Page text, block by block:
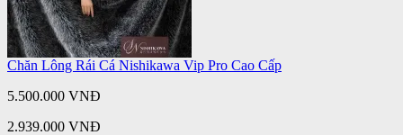
Chăn Lông Rái Cá Nishikawa Vip Pro Cao Cấp
5.500.000 VNĐ
2.939.000 VNĐ